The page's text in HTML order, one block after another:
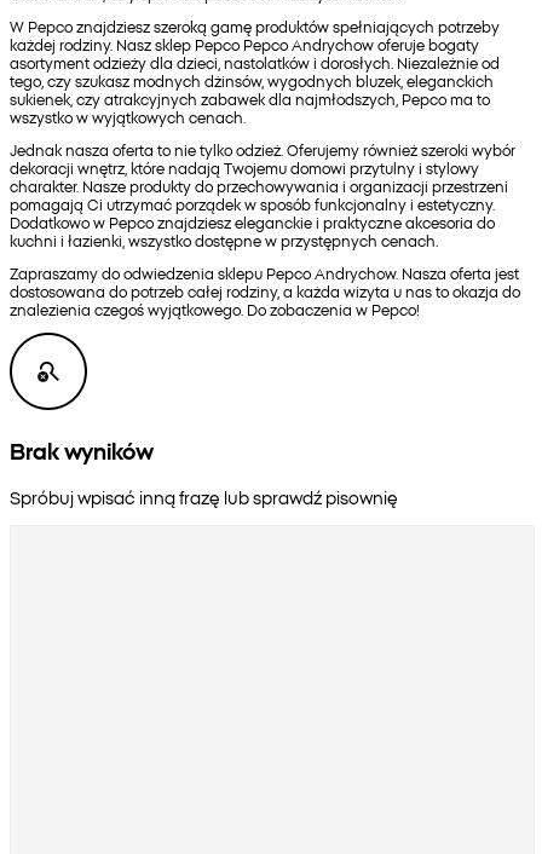
W Pepco znajdziesz szeroką gamę produktów spełniających potrzeby
każdej rodziny. Nasz sklep Pepco Pepco Andrychow oferuje bogaty
asortyment odzieży dla dzieci, nastolatków i dorosłych. Niezależnie od
tego, czy szukasz modnych dżinsów, wygodnych bluzek, eleganckich
sukienek, czy atrakcyjnych zabawek dla najmłodszych, Pepco ma to
wszystko w wyjątkowych cenach.
Jednak nasza oferta to nie tylko odzież. Oferujemy również szeroki wybór
dekoracji wnętrz, które nadają Twojemu domowi przytulny i stylowy
charakter. Nasze produkty do przechowywania i organizacji przestrzeni
pomagają Ci utrzymać porządek w sposób funkcjonalny i estetyczny.
Dodatkowo w Pepco znajdziesz eleganckie i praktyczne akcesoria do
kuchni i łazienki, wszystko dostępne w przystępnych cenach.
Zapraszamy do odwiedzenia sklepu Pepco Andrychow. Nasza oferta jest
dostosowana do potrzeb całej rodziny, a każda wizyta u nas to okazja do
znalezienia czegoś wyjątkowego. Do zobaczenia w Pepco!
Brak wyników
Spróbuj wpisać inną frazę lub sprawdź pisownię